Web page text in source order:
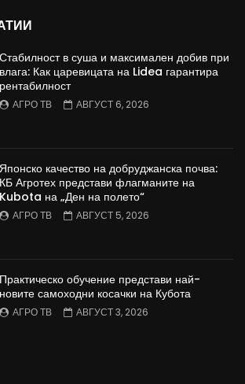
Стабилност в суша и максимален добив при
влага: Как царевицата на Lidea гарантира
рентабилност
АГРО ТВ АВГУСТ 6, 2026
Японско качество на добруджанска почва:
КБ Агротех представи флагманите на
Kubota на „Ден на полето“
АГРО ТВ АВГУСТ 5, 2026
Практическо обучение представи най-
новите самоходни косачки на Кубота
АГРО ТВ АВГУСТ 3, 2026